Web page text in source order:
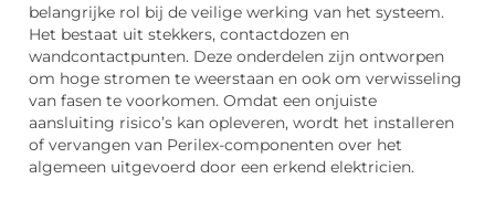
belangrijke rol bij de veilige werking van het systeem.
Het bestaat uit stekkers, contactdozen en
wandcontactpunten. Deze onderdelen zijn ontworpen
om hoge stromen te weerstaan en ook om verwisseling
van fasen te voorkomen. Omdat een onjuiste
aansluiting risico’s kan opleveren, wordt het installeren
of vervangen van Perilex-componenten over het
algemeen uitgevoerd door een erkend elektricien.